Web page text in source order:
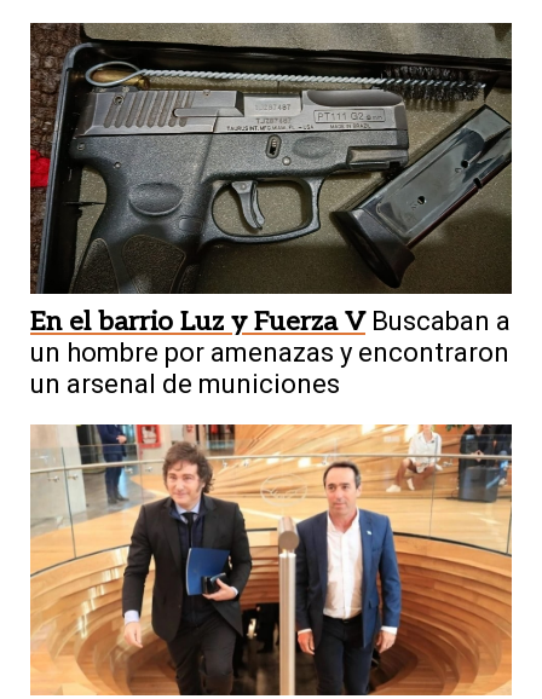
5
Política La CGT respaldó un nuevo paro
de docentes universitarios
En el barrio Luz y Fuerza V Buscaban a
un hombre por amenazas y encontraron
un arsenal de municiones